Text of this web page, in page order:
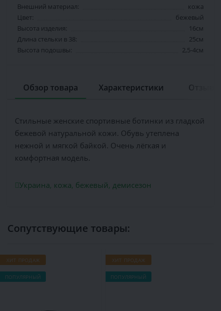
Внешний материал:
кожа
Цвет:
бежевый
Высота изделия:
16см
Длина стельки в 38:
25см
Высота подошвы:
2,5-4см
Обзор товара Характеристики
Стильные женские спортивные ботинки из гладкой
бежевой натуральной кожи. Обувь утеплена
нежной и мягкой байкой. Очень лёгкая и
комфортная модель.
Украина, кожа, бежевый, демисезон
Сопутствующие товары:
ХИТ ПРОДАЖ
ПОПУЛЯРНЫЙ
ХИТ ПРОДАЖ
ПОПУЛЯРНЫЙ